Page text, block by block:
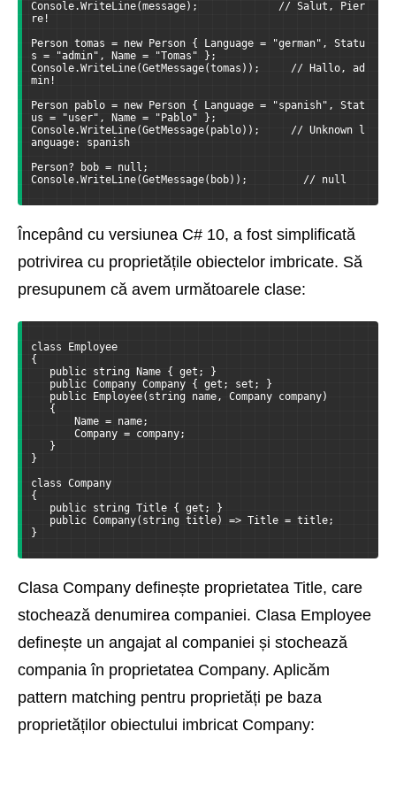
Console.WriteLine(message);             // Salut, Pier
re!
Person tomas = new Person { Language = "german", Statu
s = "admin", Name = "Tomas" };
Console.WriteLine(GetMessage(tomas));     // Hallo, ad
min!
Person pablo = new Person { Language = "spanish", Stat
us = "user", Name = "Pablo" };
Console.WriteLine(GetMessage(pablo));     // Unknown l
anguage: spanish
Person? bob = null;
Console.WriteLine(GetMessage(bob));         // null
Începând cu versiunea C# 10, a fost simplificată
potrivirea cu proprietățile obiectelor imbricate. Să
presupunem că avem următoarele clase:
class Employee
{
public string Name { get; }
public Company Company { get; set; }
public Employee(string name, Company company)
{
Name = name;
Company = company;
}
}
class Company
{
public string Title { get; }
public Company(string title) => Title = title;
}
Clasa Company definește proprietatea Title, care
stochează denumirea companiei. Clasa Employee
definește un angajat al companiei și stochează
compania în proprietatea Company. Aplicăm
pattern matching pentru proprietăți pe baza
proprietăților obiectului imbricat Company: